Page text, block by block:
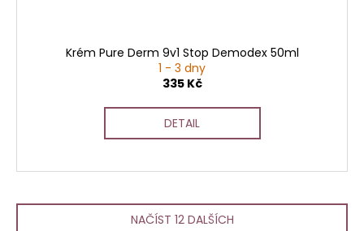
Krém Pure Derm 9v1 Stop Demodex 50ml
1 - 3 dny
335 Kč
DETAIL
NAČÍST 12 DALŠÍCH